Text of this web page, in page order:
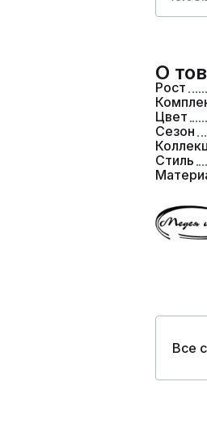
О
Рост
Цвет
Сезон
Стиль
Все